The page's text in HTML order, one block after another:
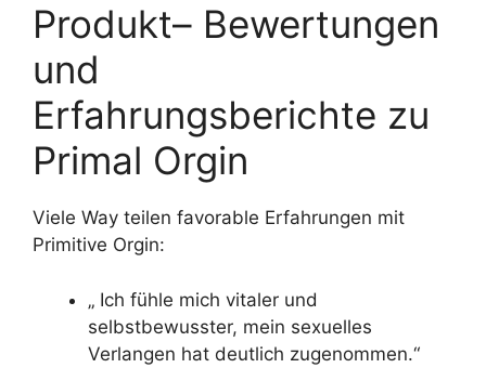
Produkt– Bewertungen
und
Erfahrungsberichte zu
Primal Orgin
Viele Way teilen favorable Erfahrungen mit
Primitive Orgin:
„ Ich fühle mich vitaler und
selbstbewusster, mein sexuelles
Verlangen hat deutlich zugenommen.“